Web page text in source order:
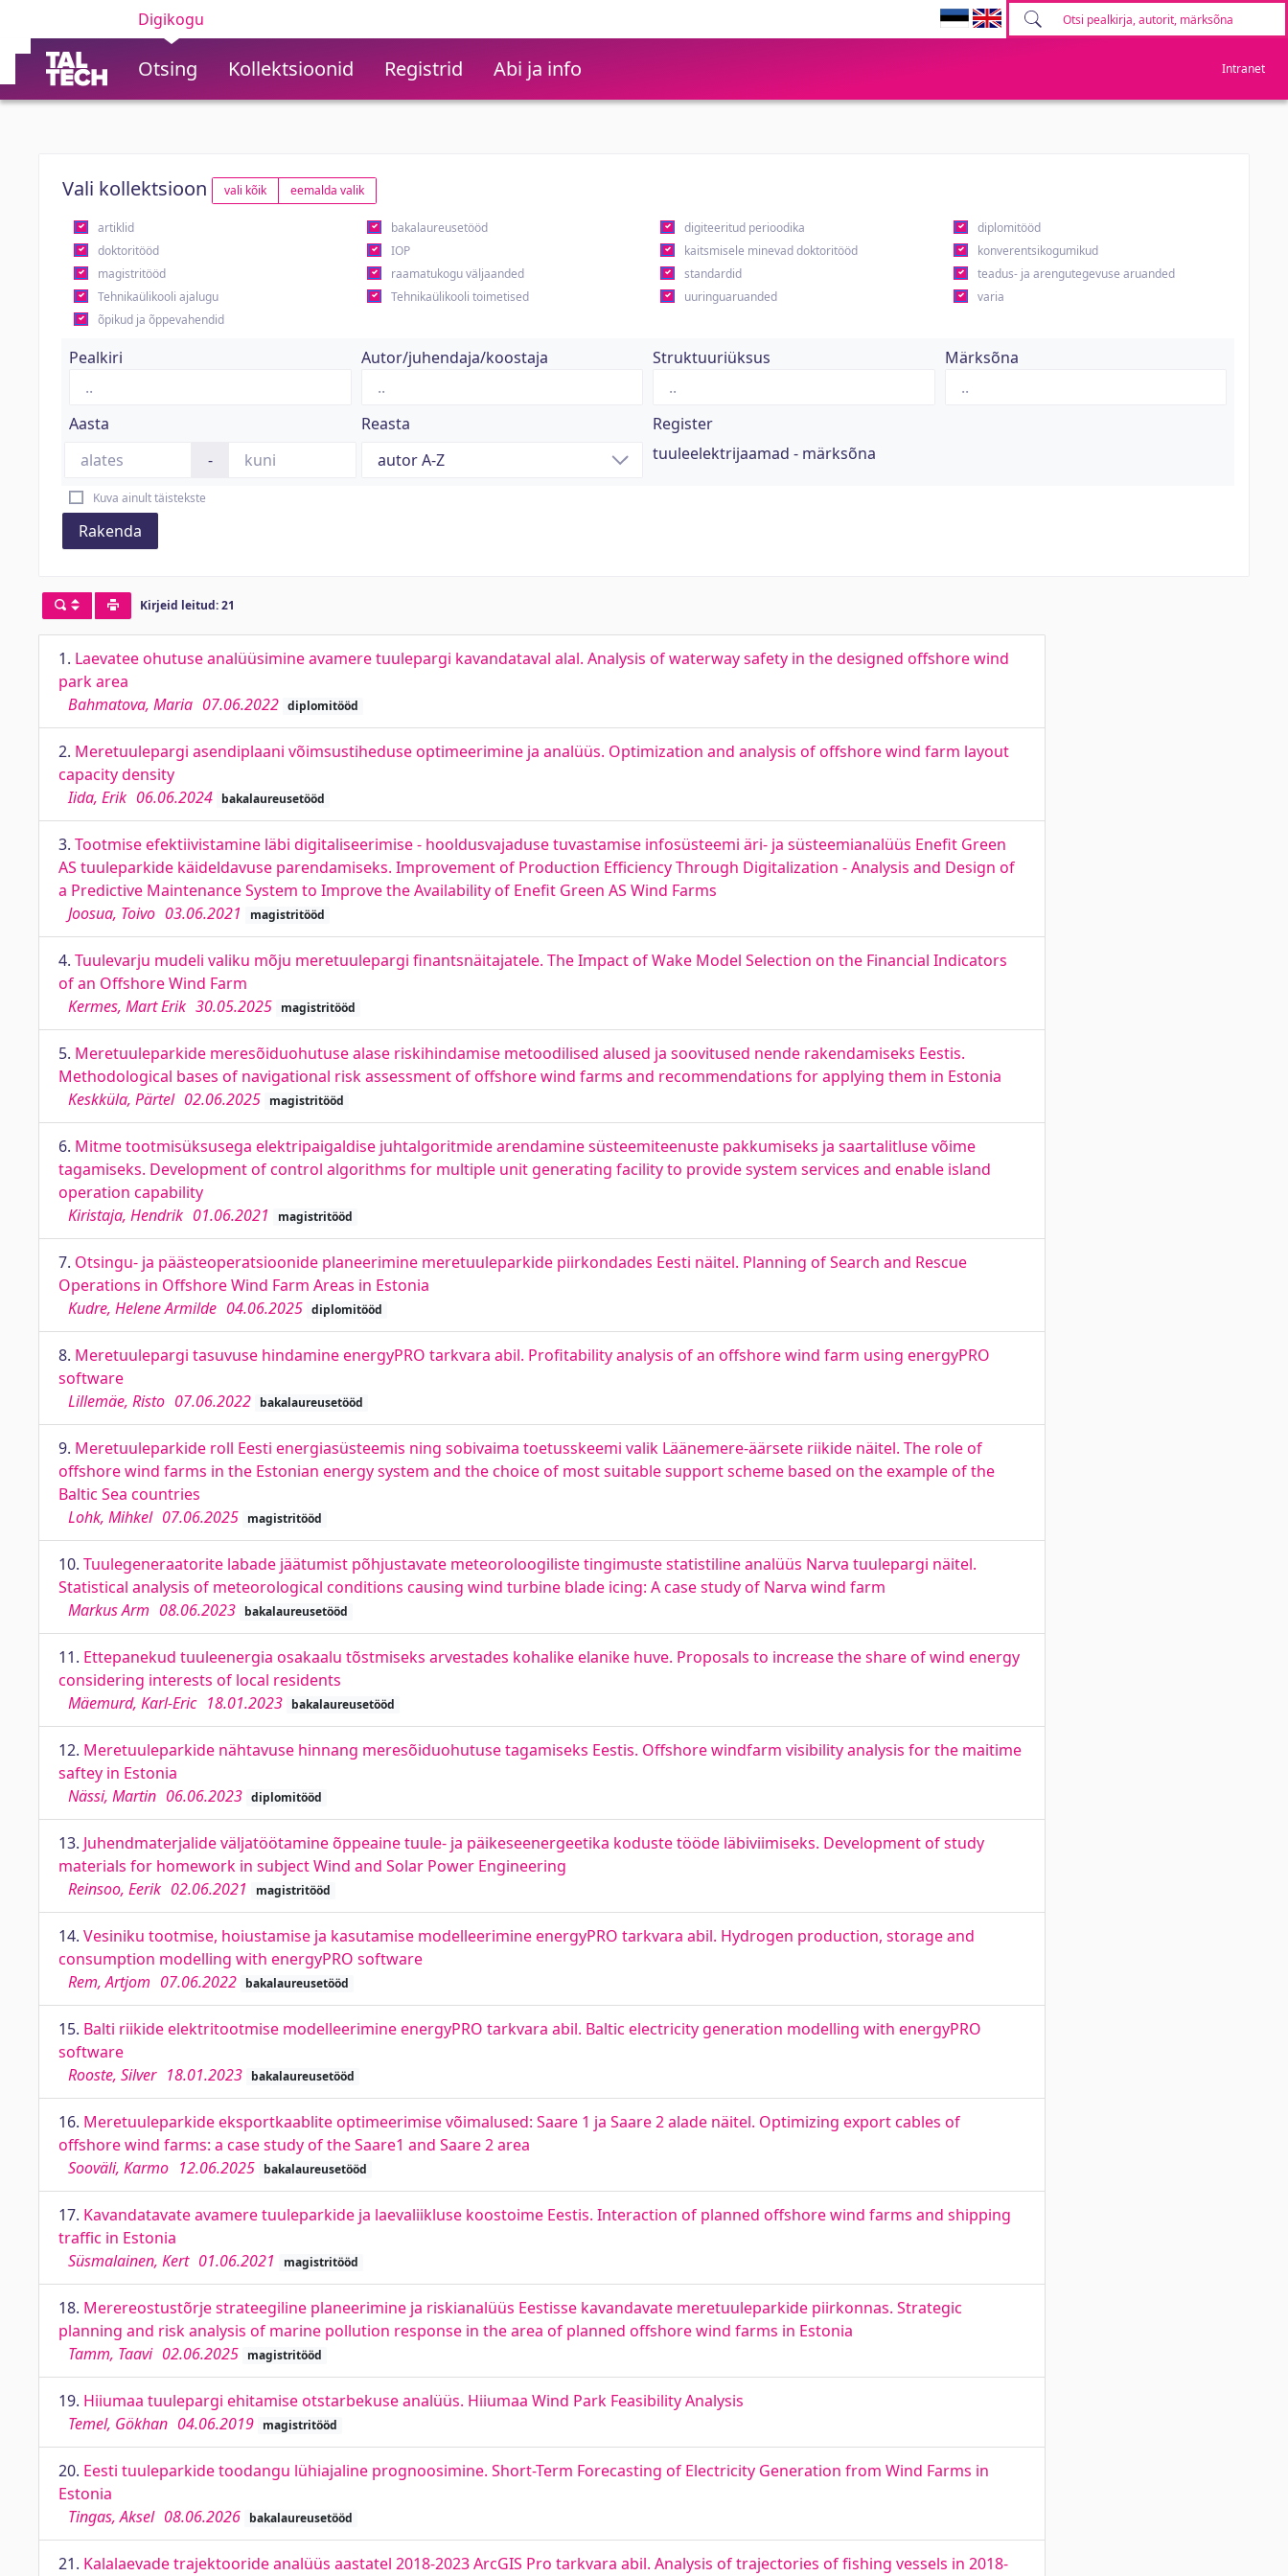
Digikogu
Otsing Kollektsioonid Registrid Abi ja info Intranet
Vali kollektsioon vali kõik eemalda valik
artiklid bakalaureusetööd digiteeritud perioodika
diplomitööd
doktoritööd
IOP kaitsmisele minevad doktoritööd
konverentsikogumikud
magistritööd
raamatukogu väljaanded standardid
teadus- ja arengutegevuse aruanded
Tehnikaülikooli ajalugu
Tehnikaülikooli toimetised uuringuaruanded
varia
õpikud ja õppevahendid
Pealkiri Autor/juhendaja/koostaja Struktuuriüksus Märksõna
Aasta
-
Reasta
Register
tuuleelektrijaamad - märksõna
Kuva ainult täistekste
Rakenda
Kirjeid leitud: 21
1. Laevatee ohutuse analüüsimine avamere tuulepargi kavandataval alal. Analysis of waterway safety in the designed offshore wind
park area
Bahmatova, Maria 07.06.2022 diplomitööd
2. Meretuulepargi asendiplaani võimsustiheduse optimeerimine ja analüüs. Optimization and analysis of offshore wind farm layout
capacity density
Iida, Erik 06.06.2024 bakalaureusetööd
3. Tootmise efektiivistamine läbi digitaliseerimise - hooldusvajaduse tuvastamise infosüsteemi äri- ja süsteemianalüüs Enefit Green
AS tuuleparkide käideldavuse parendamiseks. Improvement of Production Efficiency Through Digitalization - Analysis and Design of
a Predictive Maintenance System to Improve the Availability of Enefit Green AS Wind Farms
Joosua, Toivo 03.06.2021 magistritööd
4. Tuulevarju mudeli valiku mõju meretuulepargi finantsnäitajatele. The Impact of Wake Model Selection on the Financial Indicators
of an Offshore Wind Farm
Kermes, Mart Erik 30.05.2025 magistritööd
5. Meretuuleparkide meresõiduohutuse alase riskihindamise metoodilised alused ja soovitused nende rakendamiseks Eestis.
Methodological bases of navigational risk assessment of offshore wind farms and recommendations for applying them in Estonia
Keskküla, Pärtel 02.06.2025 magistritööd
6. Mitme tootmisüksusega elektripaigaldise juhtalgoritmide arendamine süsteemiteenuste pakkumiseks ja saartalitluse võime
tagamiseks. Development of control algorithms for multiple unit generating facility to provide system services and enable island
operation capability
Kiristaja, Hendrik 01.06.2021 magistritööd
7. Otsingu- ja päästeoperatsioonide planeerimine meretuuleparkide piirkondades Eesti näitel. Planning of Search and Rescue
Operations in Offshore Wind Farm Areas in Estonia
Kudre, Helene Armilde 04.06.2025 diplomitööd
8. Meretuulepargi tasuvuse hindamine energyPRO tarkvara abil. Profitability analysis of an offshore wind farm using energyPRO
software
Lillemäe, Risto 07.06.2022 bakalaureusetööd
9. Meretuuleparkide roll Eesti energiasüsteemis ning sobivaima toetusskeemi valik Läänemere-äärsete riikide näitel. The role of
offshore wind farms in the Estonian energy system and the choice of most suitable support scheme based on the example of the
Baltic Sea countries
Lohk, Mihkel 07.06.2025 magistritööd
10. Tuulegeneraatorite labade jäätumist põhjustavate meteoroloogiliste tingimuste statistiline analüüs Narva tuulepargi näitel.
Statistical analysis of meteorological conditions causing wind turbine blade icing: A case study of Narva wind farm
Markus Arm 08.06.2023 bakalaureusetööd
11. Ettepanekud tuuleenergia osakaalu tõstmiseks arvestades kohalike elanike huve. Proposals to increase the share of wind energy
considering interests of local residents
Mäemurd, Karl-Eric 18.01.2023 bakalaureusetööd
12. Meretuuleparkide nähtavuse hinnang meresõiduohutuse tagamiseks Eestis. Offshore windfarm visibility analysis for the maitime
saftey in Estonia
Nässi, Martin 06.06.2023 diplomitööd
13. Juhendmaterjalide väljatöötamine õppeaine tuule- ja päikeseenergeetika koduste tööde läbiviimiseks. Development of study
materials for homework in subject Wind and Solar Power Engineering
Reinsoo, Eerik 02.06.2021 magistritööd
14. Vesiniku tootmise, hoiustamise ja kasutamise modelleerimine energyPRO tarkvara abil. Hydrogen production, storage and
consumption modelling with energyPRO software
Rem, Artjom 07.06.2022 bakalaureusetööd
15. Balti riikide elektritootmise modelleerimine energyPRO tarkvara abil. Baltic electricity generation modelling with energyPRO
software
Rooste, Silver 18.01.2023 bakalaureusetööd
16. Meretuuleparkide eksportkaablite optimeerimise võimalused: Saare 1 ja Saare 2 alade näitel. Optimizing export cables of
offshore wind farms: a case study of the Saare1 and Saare 2 area
Sooväli, Karmo 12.06.2025 bakalaureusetööd
17. Kavandatavate avamere tuuleparkide ja laevaliikluse koostoime Eestis. Interaction of planned offshore wind farms and shipping
traffic in Estonia
Süsmalainen, Kert 01.06.2021 magistritööd
18. Merereostustõrje strateegiline planeerimine ja riskianalüüs Eestisse kavandavate meretuuleparkide piirkonnas. Strategic
planning and risk analysis of marine pollution response in the area of planned offshore wind farms in Estonia
Tamm, Taavi 02.06.2025 magistritööd
19. Hiiumaa tuulepargi ehitamise otstarbekuse analüüs. Hiiumaa Wind Park Feasibility Analysis
Temel, Gökhan 04.06.2019 magistritööd
20. Eesti tuuleparkide toodangu lühiajaline prognoosimine. Short-Term Forecasting of Electricity Generation from Wind Farms in
Estonia
Tingas, Aksel 08.06.2026 bakalaureusetööd
21. Kalalaevade trajektooride analüüs aastatel 2018-2023 ArcGIS Pro tarkvara abil. Analysis of trajectories of fishing vessels in 2018-